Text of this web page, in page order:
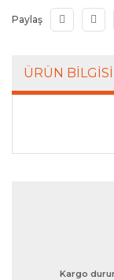
Paylaş
ÜRÜN BILGISI
Bu ürünün
Ürün
Kargo